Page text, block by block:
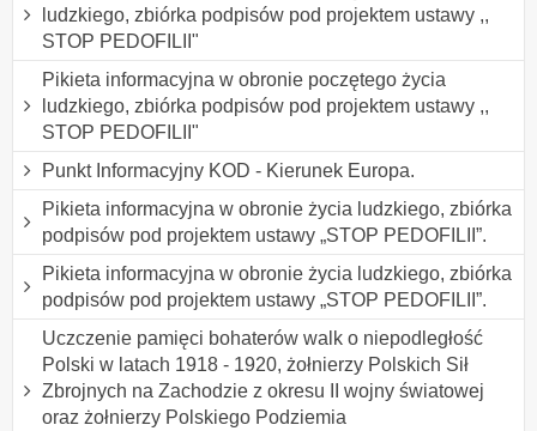
ludzkiego, zbiórka podpisów pod projektem ustawy ,,
STOP PEDOFILII"
Pikieta informacyjna w obronie poczętego życia
ludzkiego, zbiórka podpisów pod projektem ustawy ,,
STOP PEDOFILII"
Punkt Informacyjny KOD - Kierunek Europa.
Pikieta informacyjna w obronie życia ludzkiego, zbiórka
podpisów pod projektem ustawy „STOP PEDOFILII”.
Pikieta informacyjna w obronie życia ludzkiego, zbiórka
podpisów pod projektem ustawy „STOP PEDOFILII”.
Uczczenie pamięci bohaterów walk o niepodległość
Polski w latach 1918 - 1920, żołnierzy Polskich Sił
Zbrojnych na Zachodzie z okresu II wojny światowej
oraz żołnierzy Polskiego Podziemia